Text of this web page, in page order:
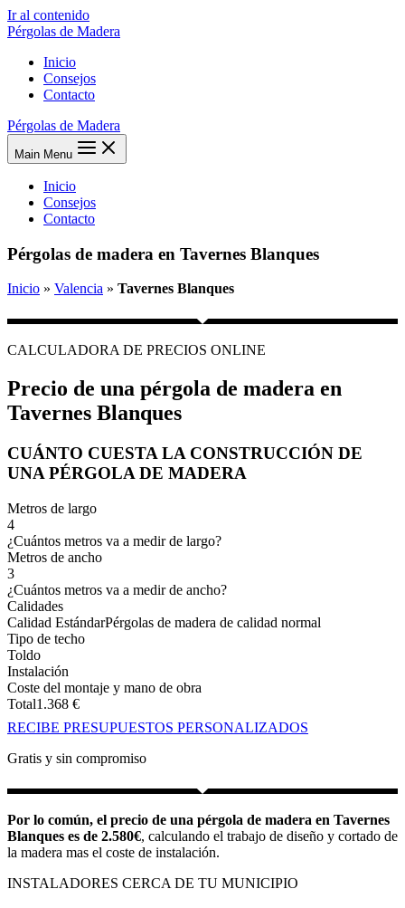
Ir al contenido
Pérgolas de Madera
Inicio
Consejos
Contacto
Pérgolas de Madera
Main Menu
Inicio
Consejos
Contacto
Pérgolas de madera en Tavernes Blanques
Inicio » Valencia » Tavernes Blanques
CALCULADORA DE PRECIOS ONLINE
Precio de una pérgola de madera en
Tavernes Blanques
CUÁNTO CUESTA LA CONSTRUCCIÓN DE
UNA PÉRGOLA DE MADERA
Metros de largo
4
¿Cuántos metros va a medir de largo?
Metros de ancho
3
¿Cuántos metros va a medir de ancho?
Calidades
Calidad EstándarPérgolas de madera de calidad normal
Tipo de techo
Toldo
Instalación
Coste del montaje y mano de obra
Total1.368 €
RECIBE PRESUPUESTOS PERSONALIZADOS
Gratis y sin compromiso
Por lo común, el precio de una pérgola de madera en Tavernes
Blanques es de 2.580€, calculando el trabajo de diseño y cortado de
la madera mas el coste de instalación.
INSTALADORES CERCA DE TU MUNICIPIO